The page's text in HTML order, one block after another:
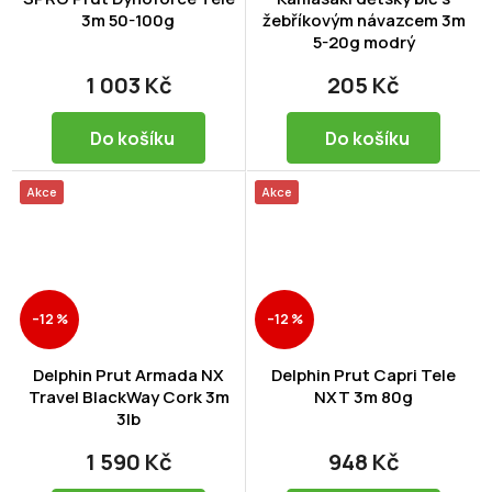
3m 50-100g
1 003 Kč
Do košíku
žebříkovým návazcem 3m
5-20g modrý
205 Kč
Do košíku
Akce
–12 %
Delphin Prut Armada NX
Travel BlackWay Cork 3m
3lb
1 590 Kč
Akce
–12 %
Delphin Prut Capri Tele
NXT 3m 80g
948 Kč